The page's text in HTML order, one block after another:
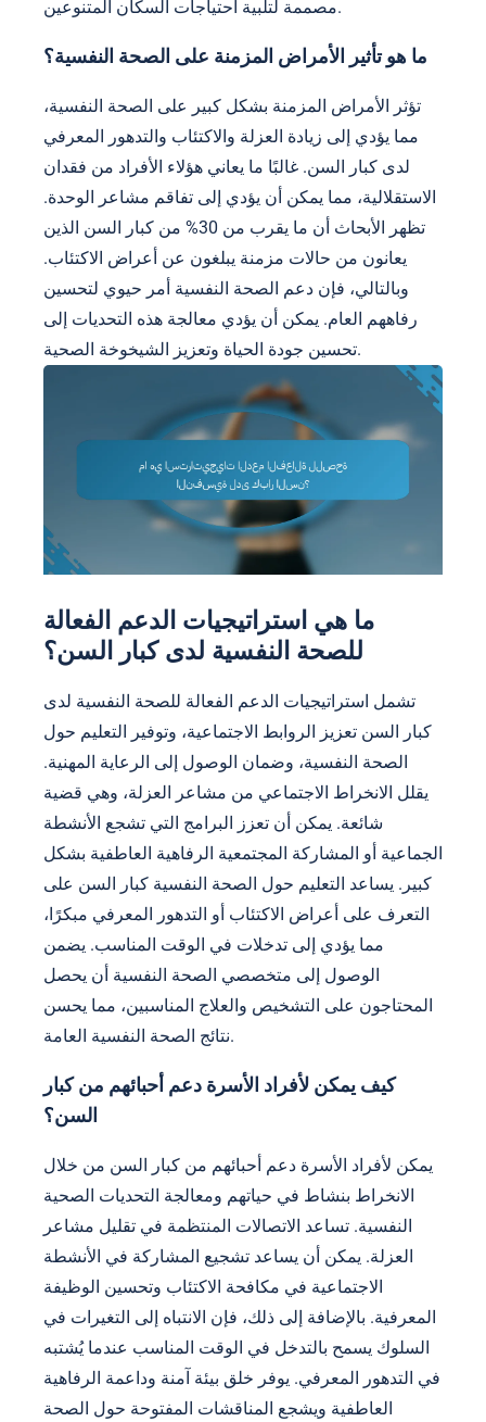
مصممة لتلبية احتياجات السكان المتنوعين.
ما هو تأثير الأمراض المزمنة على الصحة النفسية؟
تؤثر الأمراض المزمنة بشكل كبير على الصحة النفسية،
مما يؤدي إلى زيادة العزلة والاكتئاب والتدهور المعرفي
لدى كبار السن. غالبًا ما يعاني هؤلاء الأفراد من فقدان
الاستقلالية، مما يمكن أن يؤدي إلى تفاقم مشاعر الوحدة.
تظهر الأبحاث أن ما يقرب من 30% من كبار السن الذين
يعانون من حالات مزمنة يبلغون عن أعراض الاكتئاب.
وبالتالي، فإن دعم الصحة النفسية أمر حيوي لتحسين
رفاههم العام. يمكن أن يؤدي معالجة هذه التحديات إلى
تحسين جودة الحياة وتعزيز الشيخوخة الصحية.
ما هي استراتيجيات الدعم الفعالة
للصحة النفسية لدى كبار السن؟
تشمل استراتيجيات الدعم الفعالة للصحة النفسية لدى
كبار السن تعزيز الروابط الاجتماعية، وتوفير التعليم حول
الصحة النفسية، وضمان الوصول إلى الرعاية المهنية.
يقلل الانخراط الاجتماعي من مشاعر العزلة، وهي قضية
شائعة. يمكن أن تعزز البرامج التي تشجع الأنشطة
الجماعية أو المشاركة المجتمعية الرفاهية العاطفية بشكل
كبير. يساعد التعليم حول الصحة النفسية كبار السن على
التعرف على أعراض الاكتئاب أو التدهور المعرفي مبكرًا،
مما يؤدي إلى تدخلات في الوقت المناسب. يضمن
الوصول إلى متخصصي الصحة النفسية أن يحصل
المحتاجون على التشخيص والعلاج المناسبين، مما يحسن
نتائج الصحة النفسية العامة.
كيف يمكن لأفراد الأسرة دعم أحبائهم من كبار
السن؟
يمكن لأفراد الأسرة دعم أحبائهم من كبار السن من خلال
الانخراط بنشاط في حياتهم ومعالجة التحديات الصحية
النفسية. تساعد الاتصالات المنتظمة في تقليل مشاعر
العزلة. يمكن أن يساعد تشجيع المشاركة في الأنشطة
الاجتماعية في مكافحة الاكتئاب وتحسين الوظيفة
المعرفية. بالإضافة إلى ذلك، فإن الانتباه إلى التغيرات في
السلوك يسمح بالتدخل في الوقت المناسب عندما يُشتبه
في التدهور المعرفي. يوفر خلق بيئة آمنة وداعمة الرفاهية
العاطفية ويشجع المناقشات المفتوحة حول الصحة